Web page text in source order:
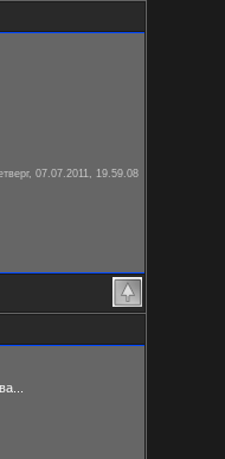
07.07.2011, 19.59.08